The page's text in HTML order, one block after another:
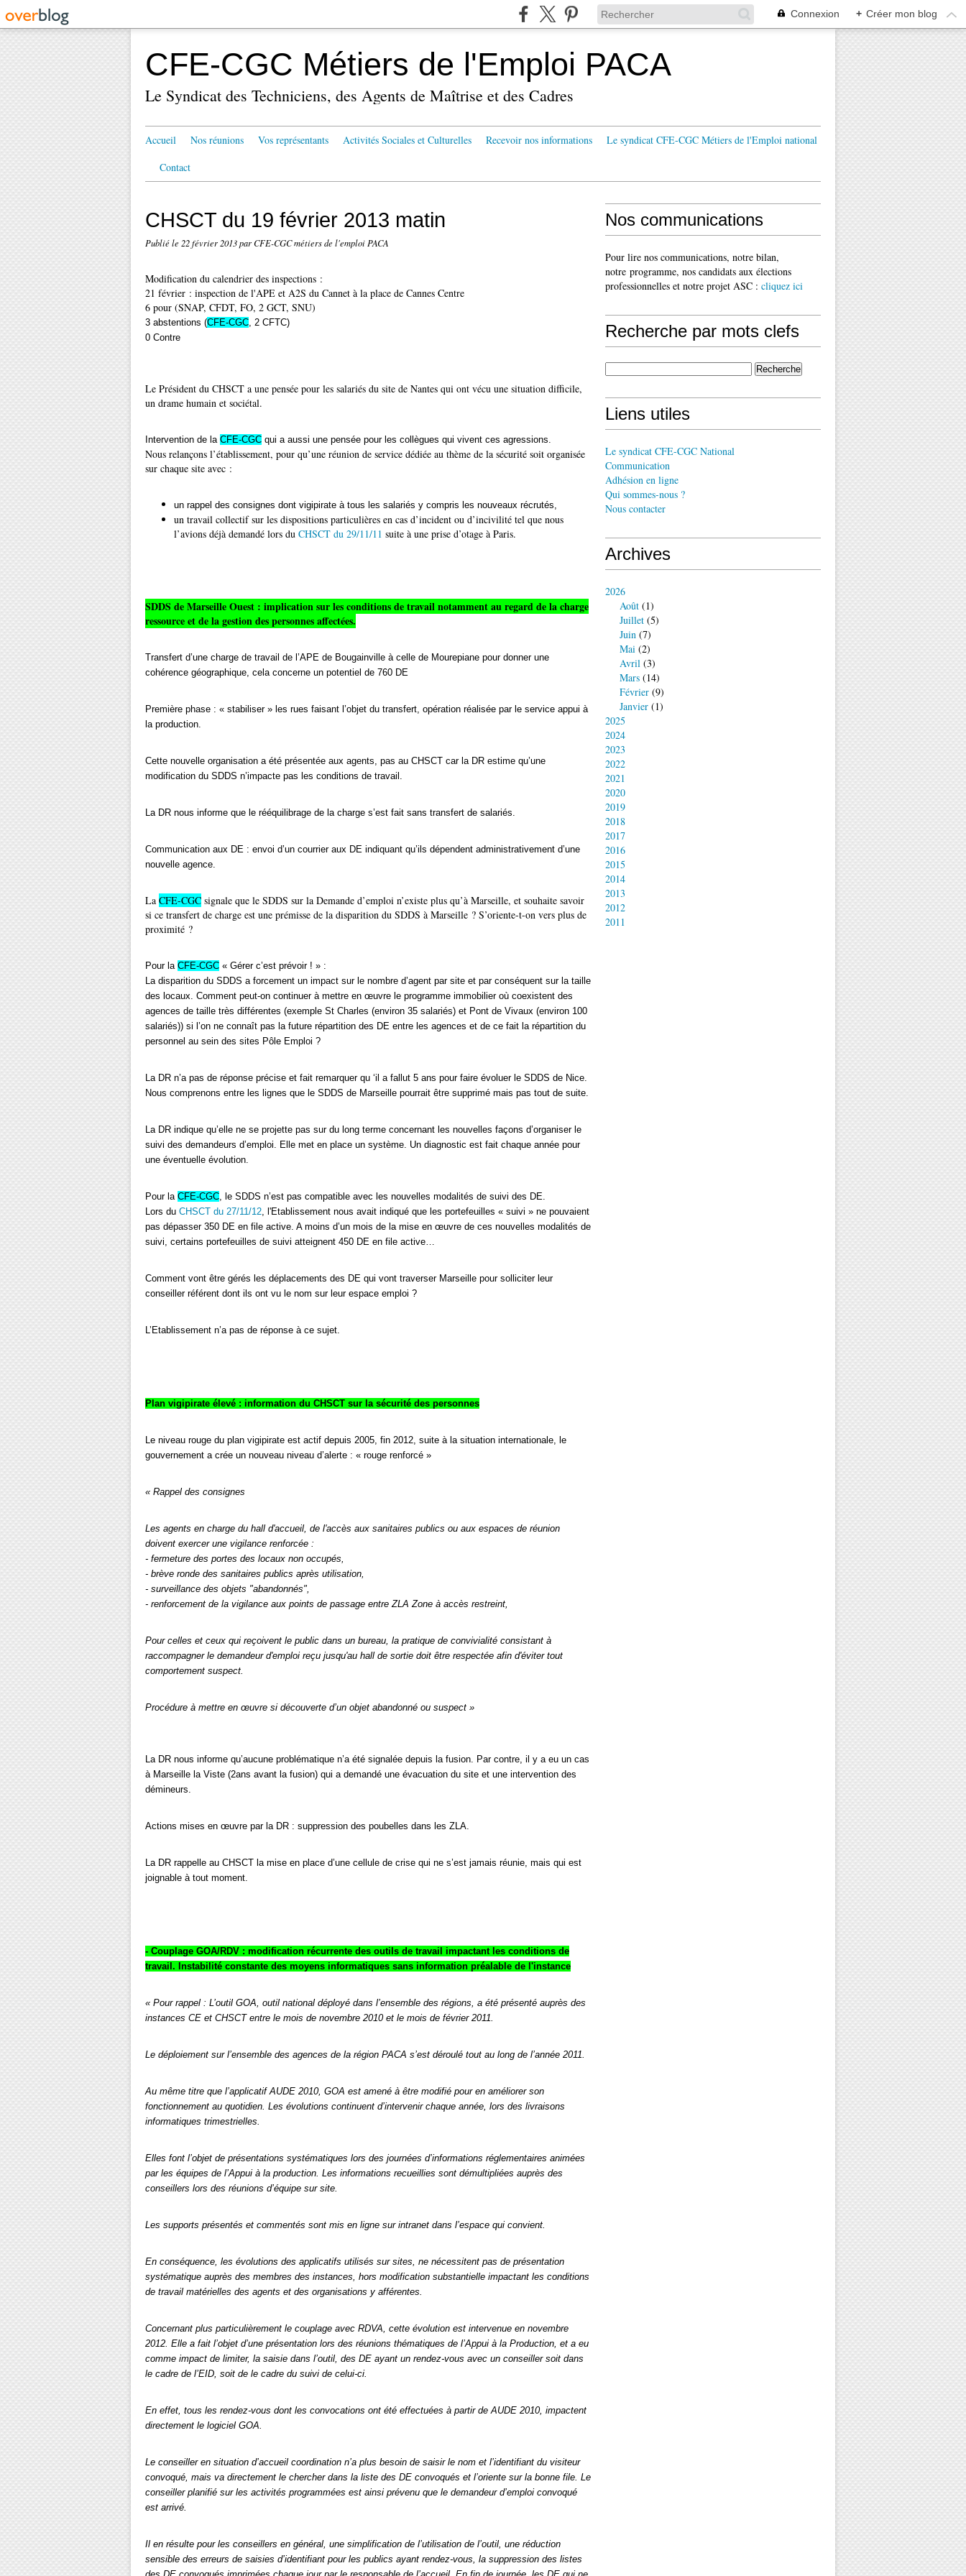
Connexion + Créer mon blog
CFE-CGC Métiers de l'Emploi PACA
Le Syndicat des Techniciens, des Agents de Maîtrise et des Cadres
Accueil Nos réunions Vos représentants Activités Sociales et Culturelles Recevoir nos informations
Le syndicat CFE-CGC Métiers de l'Emploi national
Contact
CHSCT du 19 février 2013 matin
Publié le 22 février 2013par CFE-CGC métiers de l'emploi PACA
Modification du calendrier des inspections :
21 février : inspection de l'APE et A2S du Cannet à la place de Cannes Centre
6 pour (SNAP, CFDT, FO, 2 GCT, SNU)
3 abstentions (CFE-CGC, 2 CFTC)
0 Contre
Le Président du CHSCT a une pensée pour les salariés du site de Nantes qui ont vécu une situation difficile,
un drame humain et sociétal.
Intervention de la CFE-CGC qui a aussi une pensée pour les collègues qui vivent ces agressions.
Nous relançons l’établissement, pour qu’une réunion de service dédiée au thème de la sécurité soit organisée
sur chaque site avec :
un rappel des consignes dont vigipirate à tous les salariés y compris les nouveaux récrutés,
un travail collectif sur les dispositions particulières en cas d’incident ou d’incivilité tel que nous
l’avions déjà demandé lors du CHSCT du 29/11/11 suite à une prise d’otage à Paris.
SDDS de Marseille Ouest : implication sur les conditions de travail notamment au regard de la charge
ressource et de la gestion des personnes affectées.
Transfert d’une charge de travail de l’APE de Bougainville à celle de Mourepiane pour donner une
cohérence géographique, cela concerne un potentiel de 760 DE
Première phase : « stabiliser » les rues faisant l’objet du transfert, opération réalisée par le service appui à
la production.
Cette nouvelle organisation a été présentée aux agents, pas au CHSCT car la DR estime qu’une
modification du SDDS n’impacte pas les conditions de travail.
La DR nous informe que le rééquilibrage de la charge s’est fait sans transfert de salariés.
Communication aux DE : envoi d’un courrier aux DE indiquant qu’ils dépendent administrativement d’une
nouvelle agence.
La CFE-CGC signale que le SDDS sur la Demande d’emploi n’existe plus qu’à Marseille, et souhaite savoir
si ce transfert de charge est une prémisse de la disparition du SDDS à Marseille ? S’oriente-t-on vers plus de
proximité ?
Pour la CFE-CGC « Gérer c’est prévoir ! » :
La disparition du SDDS a forcement un impact sur le nombre d’agent par site et par conséquent sur la taille
des locaux. Comment peut-on continuer à mettre en œuvre le programme immobilier où coexistent des
agences de taille très différentes (exemple St Charles (environ 35 salariés) et Pont de Vivaux (environ 100
salariés)) si l’on ne connaît pas la future répartition des DE entre les agences et de ce fait la répartition du
personnel au sein des sites Pôle Emploi ?
La DR n’a pas de réponse précise et fait remarquer qu ‘il a fallut 5 ans pour faire évoluer le SDDS de Nice.
Nous comprenons entre les lignes que le SDDS de Marseille pourrait être supprimé mais pas tout de suite.
La DR indique qu’elle ne se projette pas sur du long terme concernant les nouvelles façons d’organiser le
suivi des demandeurs d’emploi. Elle met en place un système. Un diagnostic est fait chaque année pour
une éventuelle évolution.
Pour la CFE-CGC, le SDDS n’est pas compatible avec les nouvelles modalités de suivi des DE.
Lors du CHSCT du 27/11/12, l'Etablissement nous avait indiqué que les portefeuilles « suivi » ne pouvaient
pas dépasser 350 DE en file active. A moins d’un mois de la mise en œuvre de ces nouvelles modalités de
suivi, certains portefeuilles de suivi atteignent 450 DE en file active…
Comment vont être gérés les déplacements des DE qui vont traverser Marseille pour solliciter leur
conseiller référent dont ils ont vu le nom sur leur espace emploi ?
L’Etablissement n’a pas de réponse à ce sujet.
Plan vigipirate élevé : information du CHSCT sur la sécurité des personnes
Le niveau rouge du plan vigipirate est actif depuis 2005, fin 2012, suite à la situation internationale, le
gouvernement a crée un nouveau niveau d’alerte : « rouge renforcé »
« Rappel des consignes
Les agents en charge du hall d'accueil, de l'accès aux sanitaires publics ou aux espaces de réunion
doivent exercer une vigilance renforcée :
- fermeture des portes des locaux non occupés,
- brève ronde des sanitaires publics après utilisation,
- surveillance des objets "abandonnés",
- renforcement de la vigilance aux points de passage entre ZLA Zone à accès restreint,
Pour celles et ceux qui reçoivent le public dans un bureau, la pratique de convivialité consistant à
raccompagner le demandeur d'emploi reçu jusqu'au hall de sortie doit être respectée afin d'éviter tout
comportement suspect.
Procédure à mettre en œuvre si découverte d’un objet abandonné ou suspect »
La DR nous informe qu’aucune problématique n’a été signalée depuis la fusion. Par contre, il y a eu un cas
à Marseille la Viste (2ans avant la fusion) qui a demandé une évacuation du site et une intervention des
démineurs.
Actions mises en œuvre par la DR : suppression des poubelles dans les ZLA.
La DR rappelle au CHSCT la mise en place d’une cellule de crise qui ne s’est jamais réunie, mais qui est
joignable à tout moment.
- Couplage GOA/RDV : modification récurrente des outils de travail impactant les conditions de
travail. Instabilité constante des moyens informatiques sans information préalable de l'instance
« Pour rappel : L’outil GOA, outil national déployé dans l’ensemble des régions, a été présenté auprès des
instances CE et CHSCT entre le mois de novembre 2010 et le mois de février 2011.
Le déploiement sur l’ensemble des agences de la région PACA s’est déroulé tout au long de l’année 2011.
Au même titre que l’applicatif AUDE 2010, GOA est amené à être modifié pour en améliorer son
fonctionnement au quotidien. Les évolutions continuent d’intervenir chaque année, lors des livraisons
informatiques trimestrielles.
Elles font l’objet de présentations systématiques lors des journées d’informations réglementaires animées
par les équipes de l’Appui à la production. Les informations recueillies sont démultipliées auprès des
conseillers lors des réunions d’équipe sur site.
Les supports présentés et commentés sont mis en ligne sur intranet dans l’espace qui convient.
En conséquence, les évolutions des applicatifs utilisés sur sites, ne nécessitent pas de présentation
systématique auprès des membres des instances, hors modification substantielle impactant les conditions
de travail matérielles des agents et des organisations y afférentes.
Concernant plus particulièrement le couplage avec RDVA, cette évolution est intervenue en novembre
2012. Elle a fait l’objet d’une présentation lors des réunions thématiques de l’Appui à la Production, et a eu
comme impact de limiter, la saisie dans l’outil, des DE ayant un rendez-vous avec un conseiller soit dans
le cadre de l’EID, soit de le cadre du suivi de celui-ci.
En effet, tous les rendez-vous dont les convocations ont été effectuées à partir de AUDE 2010, impactent
directement le logiciel GOA.
Le conseiller en situation d’accueil coordination n’a plus besoin de saisir le nom et l’identifiant du visiteur
convoqué, mais va directement le chercher dans la liste des DE convoqués et l’oriente sur la bonne file. Le
conseiller planifié sur les activités programmées est ainsi prévenu que le demandeur d’emploi convoqué
est arrivé.
Il en résulte pour les conseillers en général, une simplification de l’utilisation de l’outil, une réduction
sensible des erreurs de saisies d’identifiant pour les publics ayant rendez-vous, la suppression des listes
Nos communications
Pour lire nos communications, notre bilan,
notre programme, nos candidats aux élections
professionnelles et notre projet ASC : cliquez ici
Recherche par mots clefs
Liens utiles
Le syndicat CFE-CGC National
Communication
Adhésion en ligne
Qui sommes-nous ?
Nous contacter
Archives
2026
Août (1)
Juillet (5)
Juin (7)
Mai (2)
Avril (3)
Mars (14)
Février (9)
Janvier (1)
2025
2024
2023
2022
2021
2020
2019
2018
2017
2016
2015
2014
2013
2012
2011